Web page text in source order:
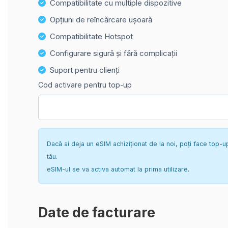
Compatibilitate cu multiple dispozitive
Opțiuni de reîncărcare ușoară
Compatibilitate Hotspot
Configurare sigură și fără complicații
Suport pentru clienți
Cod activare pentru top-up
Dacă ai deja un eSIM achiziționat de la noi, poți face
tău.
eSIM-ul se va activa automat la prima utilizare.
Date de facturare